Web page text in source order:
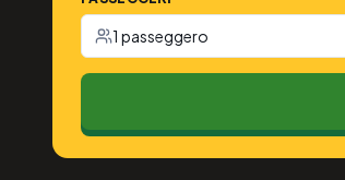
1 passeggero